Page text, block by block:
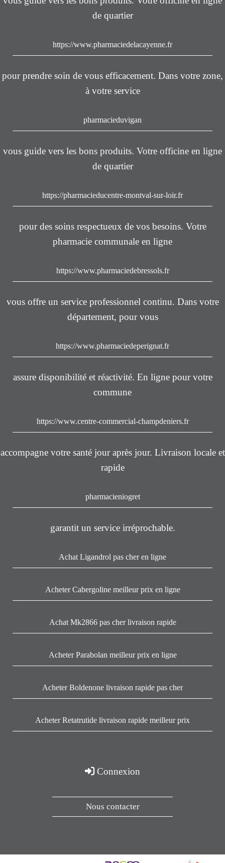
de quartier
https://www.pharmaciedelacayenne.fr
pour prendre soin de vous efficacement. Dans votre zone,
à votre service
pharmacieduvigan
vous guide vers les bons produits. Votre officine en ligne
de quartier
https://pharmacieducentre-montval-sur-loir.fr
pour des soins respectueux de vos besoins. Votre
pharmacie communale en ligne
https://www.pharmaciedebressols.fr
vous offre un service professionnel continu. Dans votre
département, pour vous
https://www.pharmaciedeperignat.fr
assure disponibilité et réactivité. En ligne pour votre
commune
https://www.centre-commercial-champdeniers.fr
accompagne votre santé jour après jour. Livraison locale et
rapide
pharmacieniogret
garantit un service irréprochable.
Achat Ligandrol pas cher en ligne
Acheter Cabergoline meilleur prix en ligne
Achat Mk2866 pas cher livraison rapide
Acheter Parabolan meilleur prix en ligne
Acheter Boldenone livraison rapide pas cher
Acheter Retatrutide livraison rapide meilleur prix
Connexion
Nous contacter